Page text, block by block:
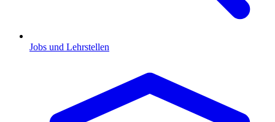
Jobs und Lehrstellen